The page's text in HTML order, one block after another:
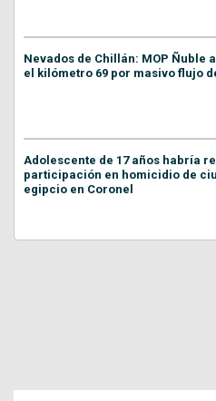
Nevados de Chillán: MOP Ñuble
el kilómetro 69 por masivo flujo
Adolescente de 17 años habría
participación en homicidio de
egipcio en Coronel